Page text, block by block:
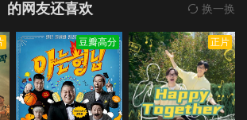
的网友还喜欢 换一换
豆瓣高分 正片